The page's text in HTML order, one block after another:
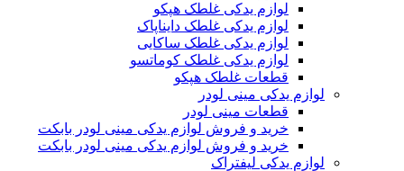
لوازم یدکی غلطک هپکو
لوازم یدکی غلطک دایناپاک
لوازم یدکی غلطک ساکایی
لوازم یدکی غلطک کوماتسو
قطعات غلطک هپکو
لوازم یدکی مینی لودر
قطعات مینی لودر
خرید و فروش لوازم یدکی مینی لودر بابکت
خرید و فروش لوازم یدکی مینی لودر بابکت
لوازم یدکی لیفتراک